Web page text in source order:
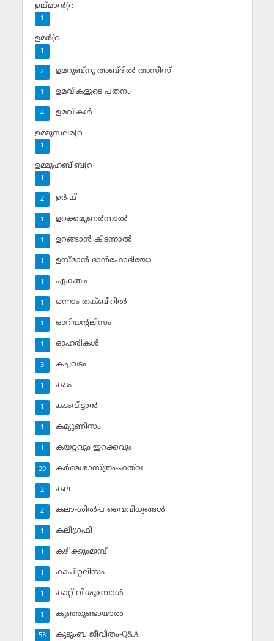
ഉഥ്മാന്‍(റ
1
ഉമര്‍(റ
1
ഉമറുബ്‌നു അബ്ദില്‍ അസീസ്‌
2
ഉമവികളുടെ പതനം
1
ഉമവികള്‍
4
ഉമ്മുസലമ(റ
1
ഉമ്മുഹബീബ(റ
1
ഉര്‍ഫ്
2
ഉറക്കമുണര്‍ന്നാല്‍
1
ഉറങ്ങാന്‍ കിടന്നാല്‍
1
ഉസ്മാന്‍ ദാന്‍ഫോദിയോ
1
ഏകത്വം
1
ഒന്നാം തക്ബീറില്‍
1
ഓറിയന്റലിസം
1
ഓഹരികള്‍
1
കച്ചവടം
3
കടം
1
കടംവീട്ടാന്‍
1
കമ്യൂണിസം
1
കയറ്റവും ഇറക്കവും
1
കര്‍മ്മശാസ്ത്രം-ഫത്‌വ
29
കല
2
കലാ-ശില്‍പ വൈവിധ്യങ്ങള്‍
2
കലിഗ്രഫി
1
കഴിക്കുംമുമ്പ്
1
കാപിറ്റലിസം
1
കാറ്റ് വീശുമ്പോള്‍
1
കുഞ്ഞുണ്ടായാല്‍
1
കുടുംബ ജീവിതം-Q&A
53